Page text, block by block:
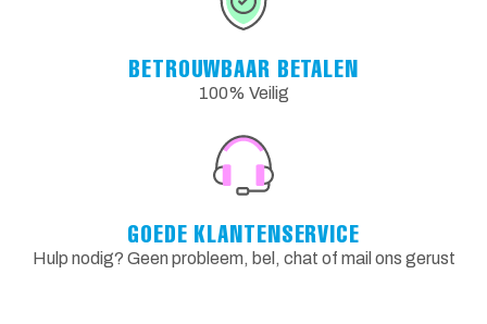
BETROUWBAAR BETALEN
100% Veilig
GOEDE KLANTENSERVICE
Hulp nodig? Geen probleem, bel, chat of mail ons gerust